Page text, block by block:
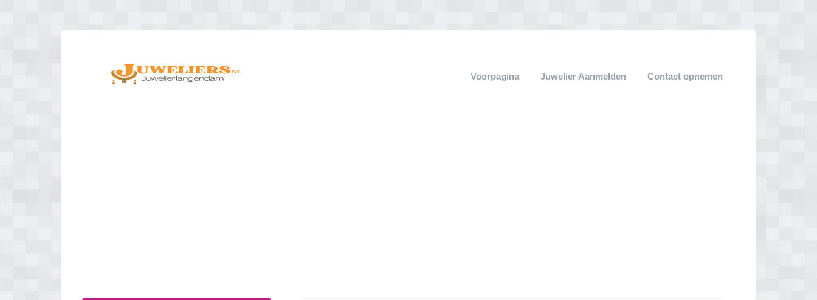
Voorpagina Juwelier Aanmelden Contact opnemen